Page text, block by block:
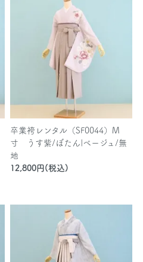
卒業袴レンタル（SF0044）M
寸 うす紫/ぼたん|ベージュ/無
地
12,800円(税込)